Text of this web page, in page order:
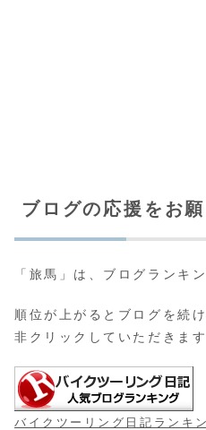
ブログの応援をお願
「旅馬」は、ブログランキ
順位が上がるとブログを続
非クリックしていただきま
バイクツーリング日記ランキ